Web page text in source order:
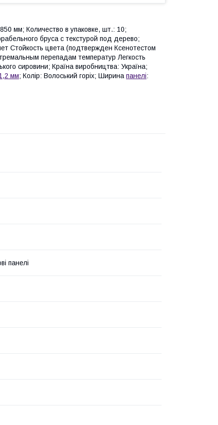
мм; Количество в упаковке, шт.: 10;
бруса с текстурой под дерево;
Стойкость цвета (подтвержден Ксенотестом
перепадам температур Легкость
сировини; Країна виробництва: Україна;
мм; Колір: Волоський горіх; Ширина панелі:
панелі